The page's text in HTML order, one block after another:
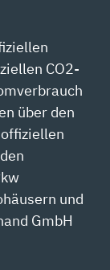
CO2-
über den
und
GmbH